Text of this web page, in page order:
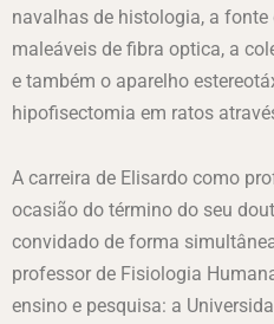
navalhas de histologia, a
maleáveis de fibra optica, a
e também o aparelho
hipofisectomia em ratos
A carreira de Elisardo como
ocasião do término do seu
convidado de forma
professor de Fisiologia
ensino e pesquisa: a